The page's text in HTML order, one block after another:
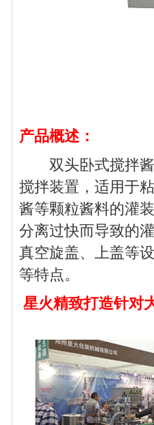
产品概述：
双头卧式搅拌酱
搅拌装置，适用于
酱等颗粒酱料的灌
分离过快而导致的
真空旋盖、上盖等
等特点。
星火精致打造针对